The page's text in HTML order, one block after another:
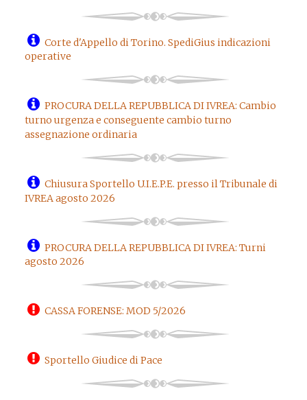
Corte d'Appello di Torino. SpediGius indicazioni
operative
PROCURA DELLA REPUBBLICA DI IVREA: Cambio
turno urgenza e conseguente cambio turno
assegnazione ordinaria
Chiusura Sportello U.I.E.P.E. presso il Tribunale di
IVREA agosto 2026
PROCURA DELLA REPUBBLICA DI IVREA: Turni
agosto 2026
CASSA FORENSE: MOD 5/2026
Sportello Giudice di Pace